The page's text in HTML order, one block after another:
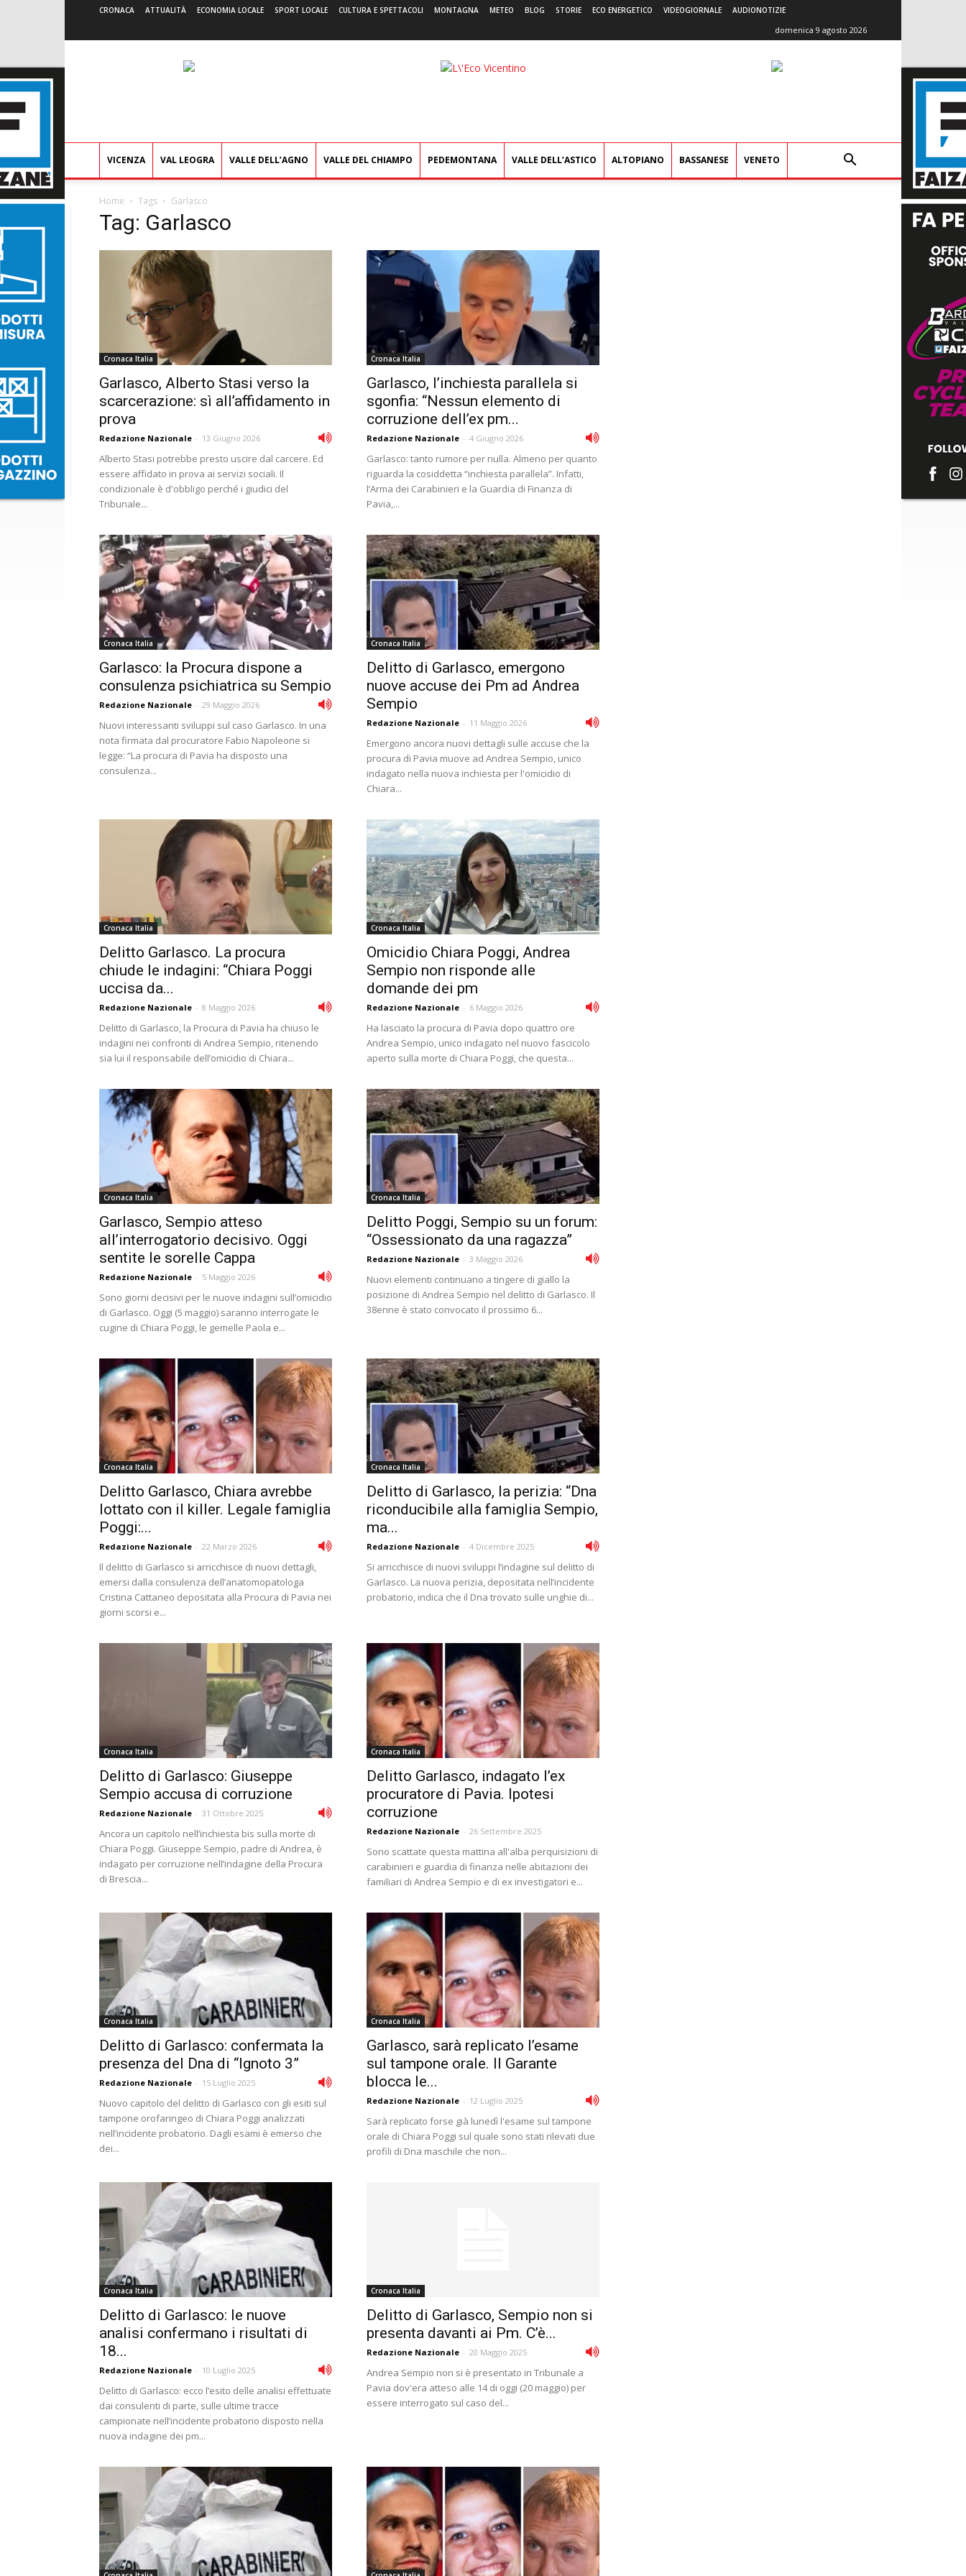
CRONACA ATTUALITÀ ECONOMIA LOCALE SPORT LOCALE CULTURA E SPETTACOLI MONTAGNA METEO BLOG STORIE ECO ENERGETICO VIDEOGIORNALE AUDIONOTIZIE
domenica 9 agosto 2026
L'Eco
VICENZA VAL LEOGRA VALLE DELL’AGNO VALLE DEL CHIAMPO PEDEMONTANA VALLE DELL’ASTICO ALTOPIANO BASSANESE VENETO
Home Tags Garlasco
Tag: Garlasco
Cronaca Italia
Garlasco, Alberto Stasi verso la
scarcerazione: sì all’affidamento in
prova
Redazione Nazionale - 13 Giugno 2026
Alberto Stasi potrebbe presto uscire dal carcere. Ed
essere affidato in prova ai servizi sociali. Il
condizionale è d'obbligo perché i giudici del
Tribunale...
Cronaca Italia
Garlasco, l’inchiesta parallela si
sgonfia: “Nessun elemento di
corruzione dell’ex pm...
Redazione Nazionale - 4 Giugno 2026
Garlasco: tanto rumore per nulla. Almeno per quanto
riguarda la cosiddetta “inchiesta parallela”. Infatti,
l’Arma dei Carabinieri e la Guardia di Finanza di
Pavia,...
Cronaca Italia
Garlasco: la Procura dispone a
consulenza psichiatrica su Sempio
Redazione Nazionale - 29 Maggio 2026
Nuovi interessanti sviluppi sul caso Garlasco. In una
nota firmata dal procuratore Fabio Napoleone si
legge: “La procura di Pavia ha disposto una
consulenza...
Cronaca Italia
Delitto di Garlasco, emergono
nuove accuse dei Pm ad Andrea
Sempio
Redazione Nazionale - 11 Maggio 2026
Emergono ancora nuovi dettagli sulle accuse che la
procura di Pavia muove ad Andrea Sempio, unico
indagato nella nuova inchiesta per l'omicidio di
Chiara...
Cronaca Italia
Delitto Garlasco. La procura
chiude le indagini: “Chiara Poggi
uccisa da...
Redazione Nazionale - 8 Maggio 2026
Delitto di Garlasco, la Procura di Pavia ha chiuso le
indagini nei confronti di Andrea Sempio, ritenendo
sia lui il responsabile dell’omicidio di Chiara...
Cronaca Italia
Omicidio Chiara Poggi, Andrea
Sempio non risponde alle
domande dei pm
Redazione Nazionale - 6 Maggio 2026
Ha lasciato la procura di Pavia dopo quattro ore
Andrea Sempio, unico indagato nel nuovo fascicolo
aperto sulla morte di Chiara Poggi, che questa...
Cronaca Italia
Garlasco, Sempio atteso
all’interrogatorio decisivo. Oggi
sentite le sorelle Cappa
Redazione Nazionale - 5 Maggio 2026
Sono giorni decisivi per le nuove indagini sull’omicidio
di Garlasco. Oggi (5 maggio) saranno interrogate le
cugine di Chiara Poggi, le gemelle Paola e...
Cronaca Italia
Delitto Poggi, Sempio su un forum:
“Ossessionato da una ragazza”
Redazione Nazionale - 3 Maggio 2026
Nuovi elementi continuano a tingere di giallo la
posizione di Andrea Sempio nel delitto di Garlasco. Il
38enne è stato convocato il prossimo 6...
Cronaca Italia
Delitto Garlasco, Chiara avrebbe
lottato con il killer. Legale famiglia
Poggi:...
Redazione Nazionale - 22 Marzo 2026
Il delitto di Garlasco si arricchisce di nuovi dettagli,
emersi dalla consulenza dell’anatomopatologa
Cristina Cattaneo depositata alla Procura di Pavia nei
giorni scorsi e...
Cronaca Italia
Delitto di Garlasco, la perizia: “Dna
riconducibile alla famiglia Sempio,
ma...
Redazione Nazionale - 4 Dicembre 2025
Si arricchisce di nuovi sviluppi l’indagine sul delitto di
Garlasco. La nuova perizia, depositata nell’incidente
probatorio, indica che il Dna trovato sulle unghie di...
Cronaca Italia
Delitto di Garlasco: Giuseppe
Sempio accusa di corruzione
Redazione Nazionale - 31 Ottobre 2025
Ancora un capitolo nell’inchiesta bis sulla morte di
Chiara Poggi. Giuseppe Sempio, padre di Andrea, è
indagato per corruzione nell’indagine della Procura
di Brescia...
Cronaca Italia
Delitto Garlasco, indagato l’ex
procuratore di Pavia. Ipotesi
corruzione
Redazione Nazionale - 26 Settembre 2025
Sono scattate questa mattina all'alba perquisizioni di
carabinieri e guardia di finanza nelle abitazioni dei
familiari di Andrea Sempio e di ex investigatori e...
Cronaca Italia
Delitto di Garlasco: confermata la
presenza del Dna di “Ignoto 3”
Redazione Nazionale - 15 Luglio 2025
Nuovo capitolo del delitto di Garlasco con gli esiti sul
tampone orofaringeo di Chiara Poggi analizzati
nell’incidente probatorio. Dagli esami è emerso che
dei...
Cronaca Italia
Garlasco, sarà replicato l’esame
sul tampone orale. Il Garante
blocca le...
Redazione Nazionale - 12 Luglio 2025
Sarà replicato forse già lunedì l'esame sul tampone
orale di Chiara Poggi sul quale sono stati rilevati due
profili di Dna maschile che non...
Cronaca Italia
Delitto di Garlasco: le nuove
analisi confermano i risultati di
18...
Redazione Nazionale - 10 Luglio 2025
Delitto di Garlasco: ecco l’esito delle analisi effettuate
dai consulenti di parte, sulle ultime tracce
campionate nell’incidente probatorio disposto nella
nuova indagine dei pm...
Cronaca Italia
Delitto di Garlasco, Sempio non si
presenta davanti ai Pm. C’è...
Redazione Nazionale - 20 Maggio 2025
Andrea Sempio non si è presentato in Tribunale a
Pavia dov'era atteso alle 14 di oggi (20 maggio) per
essere interrogato sul caso del...